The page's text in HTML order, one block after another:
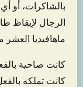
بالشاكرات، أو
الرجال لإيقاظ
ماهافيديا
كانت صاحية
كانت تملكه